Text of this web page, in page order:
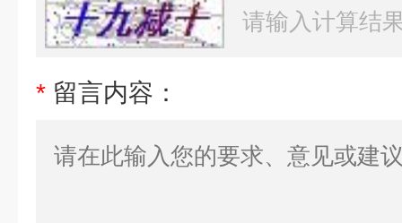
* 留言内容：